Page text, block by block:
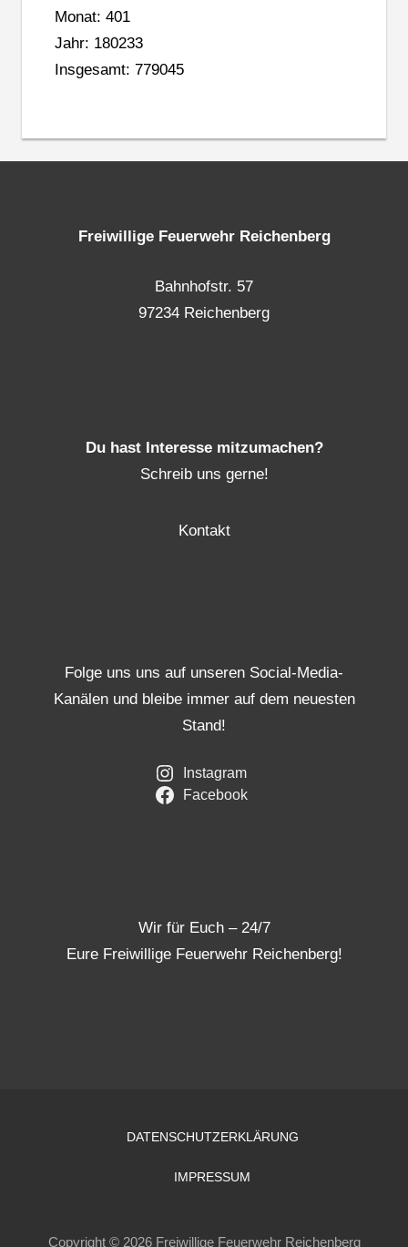
Monat: 401
Jahr: 180233
Insgesamt: 779045
Freiwillige Feuerwehr Reichenberg
Bahnhofstr. 57
97234 Reichenberg
Du hast Interesse mitzumachen?
Schreib uns gerne!
Kontakt
Folge uns uns auf unseren Social-Media-
Kanälen und bleibe immer auf dem neuesten
Stand!
Instagram
Facebook
Wir für Euch – 24/7
Eure Freiwillige Feuerwehr Reichenberg!
DATENSCHUTZERKLÄRUNG
IMPRESSUM
Copyright © 2026 Freiwillige Feuerwehr Reichenberg